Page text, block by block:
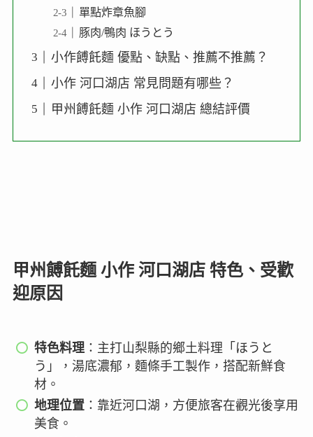
單點炸章魚腳
豚肉/鴨肉 ほうとう
小作餺飥麵 優點、缺點、推薦不推薦？
小作 河口湖店 常見問題有哪些？
甲州餺飥麵 小作 河口湖店 總結評價
甲州餺飥麵 小作 河口湖店 特色、受歡
迎原因
特色料理 ：主打山梨縣的鄉土料理「ほうと
う」，湯底濃郁，麵條手工製作，搭配新鮮食
材。
地理位置 ：靠近河口湖，方便旅客在觀光後享用
美食。